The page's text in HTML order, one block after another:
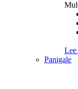
Lee
Panigale